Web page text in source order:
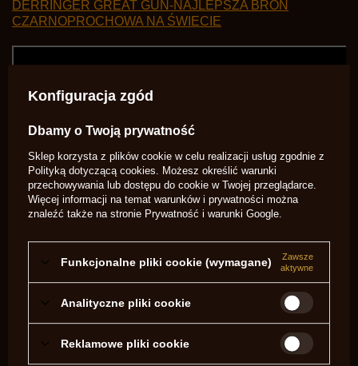
DERRINGER GREAT GUN-NAJLEPSZA BROŃ
CZARNOPROCHOWA NA ŚWIECIE
Konfiguracja zgód
Dbamy o Twoją prywatność
Sklep korzysta z plików cookie w celu realizacji usług zgodnie z
Polityką dotyczącą cookies . Możesz określić warunki
przechowywania lub dostępu do cookie w Twojej przeglądarce.
Więcej informacji na temat warunków i prywatności można
znaleźć także na stronie Prywatność i warunki Google
Funkcjonalne pliki cookie (wymagane)
Zawsze
aktywne
Analityczne pliki cookie
Reklamowe pliki cookie